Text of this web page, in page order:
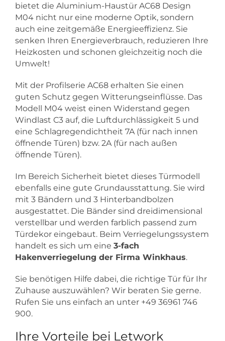
bietet die Aluminium-Haustür AC68 Design
M04 nicht nur eine moderne Optik, sondern
auch eine zeitgemäße Energieeffizienz. Sie
senken Ihren Energieverbrauch, reduzieren Ihre
Heizkosten und schonen gleichzeitig noch die
Umwelt!
Mit der Profilserie AC68 erhalten Sie einen
guten Schutz gegen Witterungseinflüsse. Das
Modell M04 weist einen Widerstand gegen
Windlast C3 auf, die Luftdurchlässigkeit 5 und
eine Schlagregendichtheit 7A (für nach innen
öffnende Türen) bzw. 2A (für nach außen
öffnende Türen).
Im Bereich Sicherheit bietet dieses Türmodell
ebenfalls eine gute Grundausstattung. Sie wird
mit 3 Bändern und 3 Hinterbandbolzen
ausgestattet. Die Bänder sind dreidimensional
verstellbar und werden farblich passend zum
Türdekor eingebaut. Beim Verriegelungssystem
handelt es sich um eine 3-fach
Hakenverriegelung der Firma Winkhaus.
Sie benötigen Hilfe dabei, die richtige Tür für Ihr
Zuhause auszuwählen? Wir beraten Sie gerne.
Rufen Sie uns einfach an unter +49 36961 746
900.
Ihre Vorteile bei Letwork